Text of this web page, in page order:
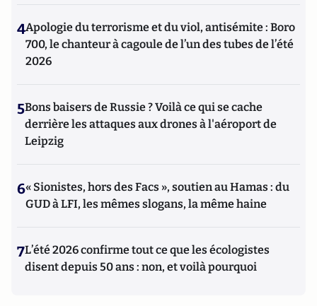
4Apologie du terrorisme et du viol, antisémite : Boro
700, le chanteur à cagoule de l’un des tubes de l’été
2026
5Bons baisers de Russie ? Voilà ce qui se cache
derrière les attaques aux drones à l'aéroport de
Leipzig
6« Sionistes, hors des Facs », soutien au Hamas : du
GUD à LFI, les mêmes slogans, la même haine
7L’été 2026 confirme tout ce que les écologistes
disent depuis 50 ans : non, et voilà pourquoi